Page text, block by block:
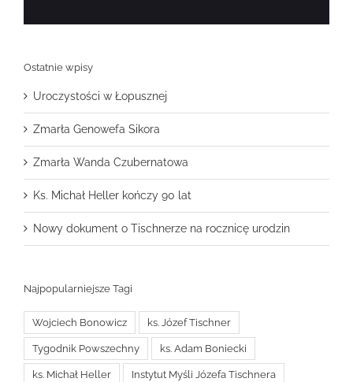
Ostatnie wpisy
Uroczystości w Łopusznej
Zmarła Genowefa Sikora
Zmarła Wanda Czubernatowa
Ks. Michał Heller kończy 90 lat
Nowy dokument o Tischnerze na rocznicę urodzin
Najpopularniejsze Tagi
Wojciech Bonowicz ks. Józef Tischner
Tygodnik Powszechny ks. Adam Boniecki
ks. Michał Heller Instytut Myśli Józefa Tischnera